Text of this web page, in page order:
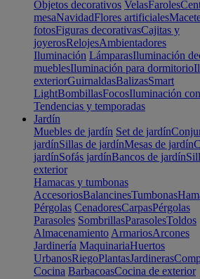
Objetos decorativos VelasFaroles
mesaNavidadFlores artificiales
fotosFiguras decorativasCajitas y
joyerosRelojesAmbientadores
Iluminación LámparasIluminación
mueblesIluminación para dormitorio
exteriorGuirnaldasBalizasSmart
LightBombillasFocosIluminación
Tendencias y temporadas
Jardín
Muebles de jardín Set de jardín
jardínSillas de jardínMesas de jardín
jardínSofás jardínBancos de jardín
exterior
Hamacas y tumbonas
AccesoriosBalancinesTumbonas
Pérgolas CenadoresCarpasPérgolas
Parasoles SombrillasParasolesToldos
Almacenamiento ArmariosArcones
Jardinería MaquinariaHuertos
UrbanosRiegoPlantasJardineras
Cocina BarbacoasCocina de exterior